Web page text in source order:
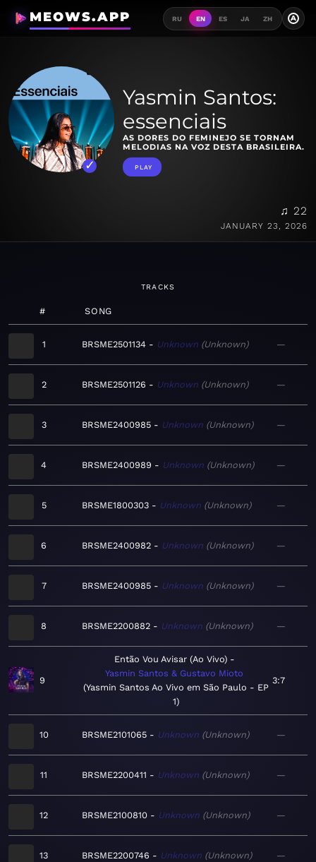
MEOWS.APP RU EN ES JA ZH A
Yasmin Santos:
essenciais
AS DORES DO FEMINEJO SE TORNAM
MELODIAS NA VOZ DESTA BRASILEIRA.
PLAY
♫ 22
JANUARY 23, 2026
TRACKS
# SONG
1 BRSME2501134 Unknown Unknown —
2 BRSME2501126 Unknown Unknown —
3 BRSME2400985 Unknown Unknown —
4 BRSME2400989 Unknown Unknown —
5 BRSME1800303 Unknown Unknown —
6 BRSME2400982 Unknown Unknown —
7 BRSME2400985 Unknown Unknown —
8 BRSME2200882 Unknown Unknown —
9
Então Vou Avisar (Ao Vivo)
Yasmin Santos & Gustavo Mioto
Yasmin Santos Ao Vivo em São Paulo - EP
1
3:7
10 BRSME2101065 Unknown Unknown —
11 BRSME2200411 Unknown Unknown —
12 BRSME2100810 Unknown Unknown —
13 BRSME2200746 Unknown Unknown —